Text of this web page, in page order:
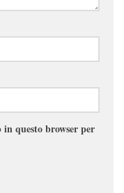
questo browser per